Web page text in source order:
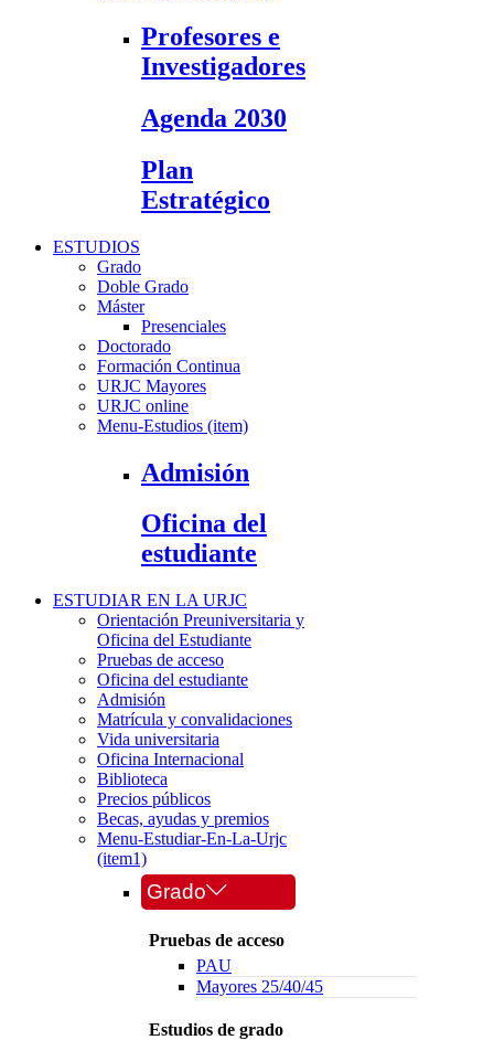
Profesores e
Investigadores
Agenda 2030
Plan
Estratégico
ESTUDIOS
Grado
Doble Grado
Máster
Presenciales
Doctorado
Formación Continua
URJC Mayores
URJC online
Menu-Estudios (item)
Admisión
Oficina del
estudiante
ESTUDIAR EN LA URJC
Orientación Preuniversitaria y
Oficina del Estudiante
Pruebas de acceso
Oficina del estudiante
Admisión
Matrícula y convalidaciones
Vida universitaria
Oficina Internacional
Biblioteca
Precios públicos
Becas, ayudas y premios
Menu-Estudiar-En-La-Urjc
(item1)
Grado
Pruebas de acceso
PAU
Mayores 25/40/45
Estudios de grado